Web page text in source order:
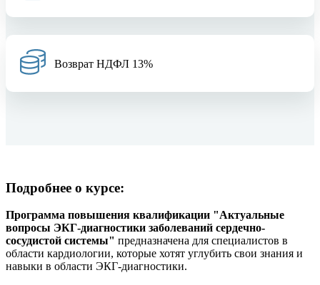
Возврат НДФЛ 13%
Подробнее о курсе:
Программа повышения квалификации "Актуальные
вопросы ЭКГ-диагностики заболеваний сердечно-
сосудистой системы" предназначена для специалистов в
области кардиологии, которые хотят углубить свои знания и
навыки в области ЭКГ-диагностики.